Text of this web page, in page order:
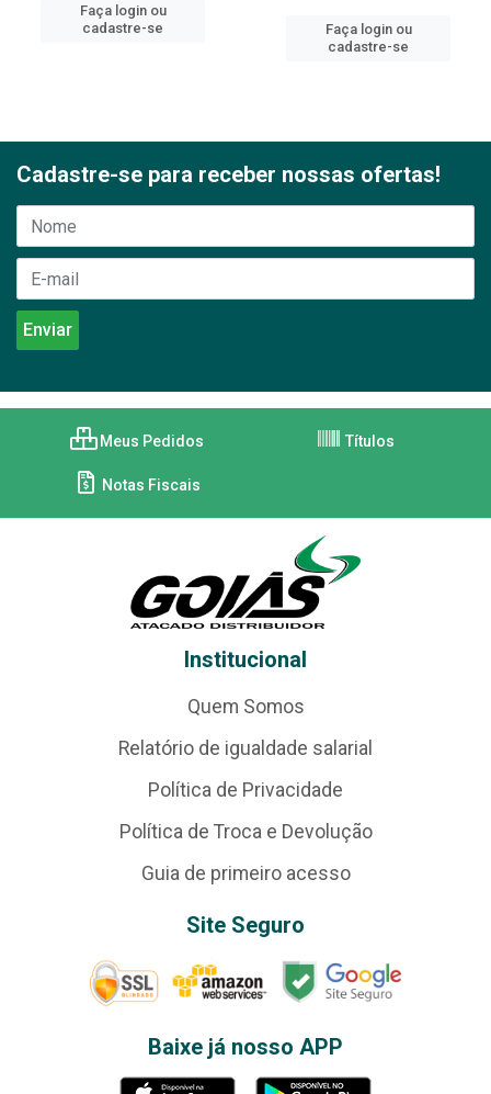
Faça login ou
cadastre-se
Faça login ou
cadastre-se
Cadastre-se para receber nossas ofertas!
Meus Pedidos Títulos
Notas Fiscais
Institucional
Quem Somos
Relatório de igualdade salarial
Política de Privacidade
Política de Troca e Devolução
Guia de primeiro acesso
Site Seguro
Baixe já nosso APP